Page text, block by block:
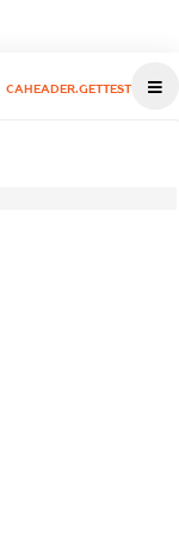
CAHEADER.GETTEST